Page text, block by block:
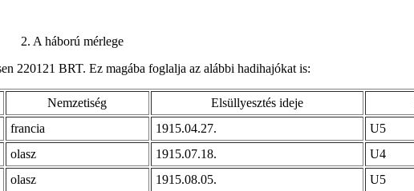
2. A háború mérlege
220121 BRT. Ez magába foglalja az alábbi hadihajókat is:
Nemzetiség Elsüllyesztés ideje
francia 1915.04.27.
U5
olasz 1915.07.18.
U4
olasz 1915.08.05. U5